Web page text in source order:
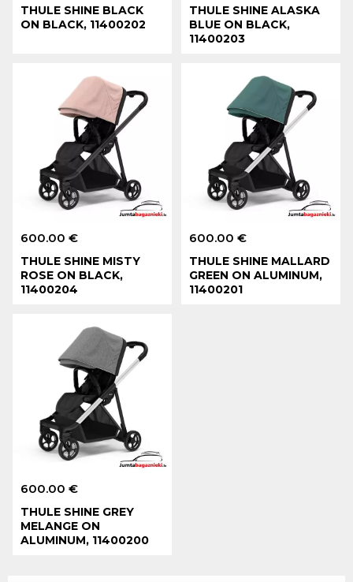
THULE SHINE BLACK
ON BLACK, 11400202
THULE SHINE ALASKA
BLUE ON BLACK,
11400203
600.00 €
THULE SHINE MISTY
ROSE ON BLACK,
11400204
600.00 €
THULE SHINE MALLARD
GREEN ON ALUMINUM,
11400201
600.00 €
THULE SHINE GREY
MELANGE ON
ALUMINUM, 11400200